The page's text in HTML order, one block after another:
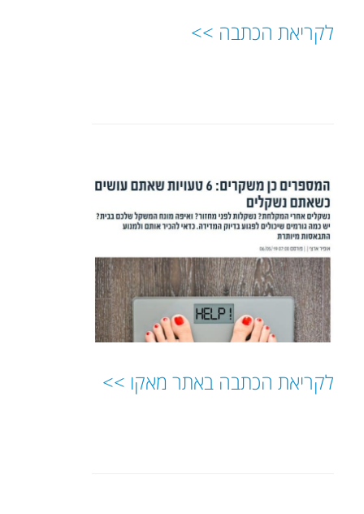
לקריאת הכתבה >>
לקריאת הכתבה באתר מאקו >>